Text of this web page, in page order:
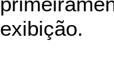
exibição.